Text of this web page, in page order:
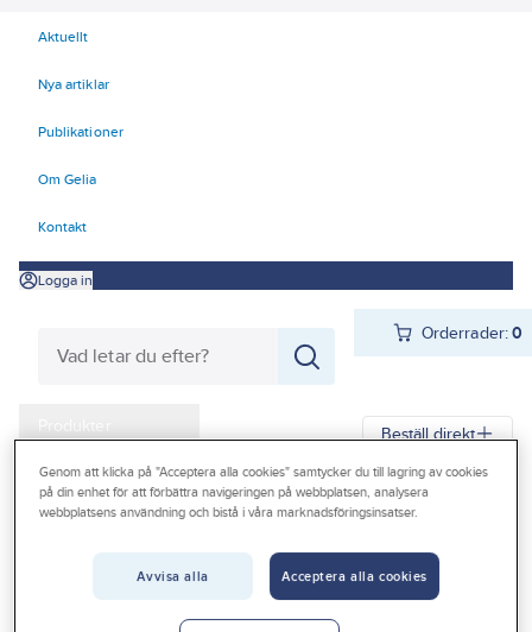
Aktuellt
Nya artiklar
Publikationer
Om Gelia
Kontakt
Logga in
Orderrader:0
Produkter
Kampanjer
Outlet
Beställ direkt
Gelia Produkter Gelia VVS
Sanitetporslin
Planpackning
Genom att klicka på "Acceptera alla cookies" samtycker du till lagring av cookies
på din enhet för att förbättra navigeringen på webbplatsen, analysera
webbplatsens användning och bistå i våra marknadsföringsinsatser.
Avvisa alla Acceptera alla cookies